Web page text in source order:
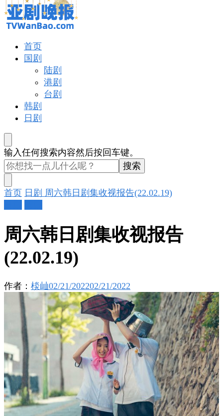
西
吗?
亚剧晚报
戏里戏外看亚洲
首页
国剧
陆剧
港剧
台剧
韩剧
日剧
找
什
么
东
西
吗?
输入任何搜索内容然后按回车键。
首页 日剧 周六韩日剧集收视报告(22.02.19)
周六韩日剧集收视报告
(22.02.19)
作者： 棪屾02/21/202202/21/2022